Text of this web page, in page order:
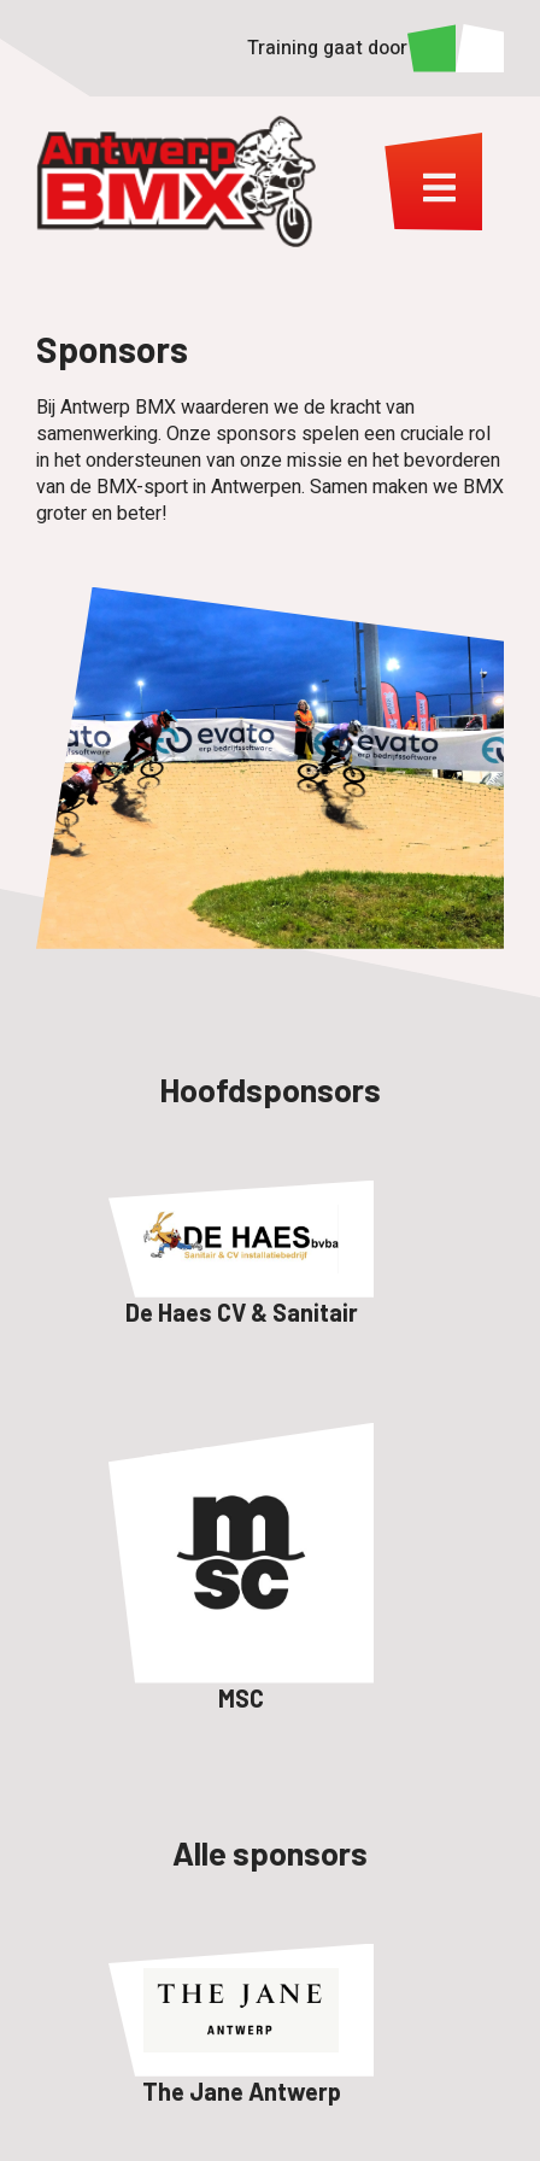
Training gaat door
Sponsors
Bij Antwerp BMX waarderen we de kracht van
samenwerking. Onze sponsors spelen een cruciale rol
in het ondersteunen van onze missie en het bevorderen
van de BMX-sport in Antwerpen. Samen maken we BMX
groter en beter!
Hoofdsponsors
De Haes CV & Sanitair
MSC
Alle sponsors
The Jane Antwerp